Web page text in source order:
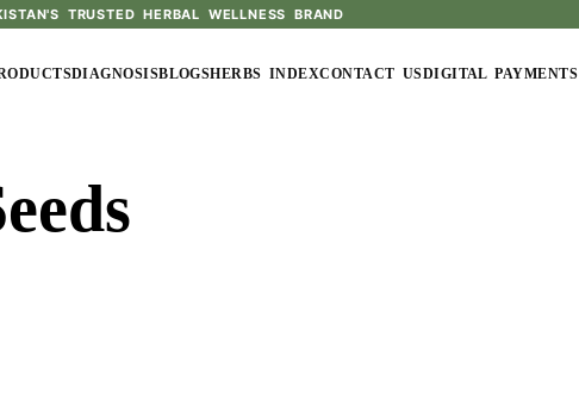
TRUSTED HERBAL WELLNESS BRAND
DIAGNOSISBLOGSHERBS INDEXCONTACT USDIGITAL PAYMENTS